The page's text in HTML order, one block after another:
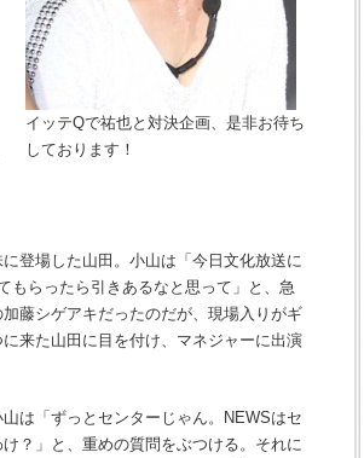
イッテQで祐也と対決企画、是非お待ち
しております！
登場した山田。小山は「今日文化放送に
もらったら引きあるなと思って」と、急
藤シゲアキだったのだが、現場入りがギ
来た山田に目を付け、マネジャーに出演
は「ずっとセンターじゃん。NEWSはセ
？」と、重めの質問をぶつける。それに